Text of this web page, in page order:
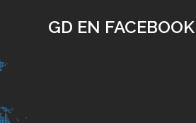
GD EN FACEBOOK